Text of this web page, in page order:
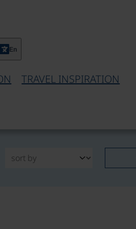
En
TRAVEL INSPIRATION